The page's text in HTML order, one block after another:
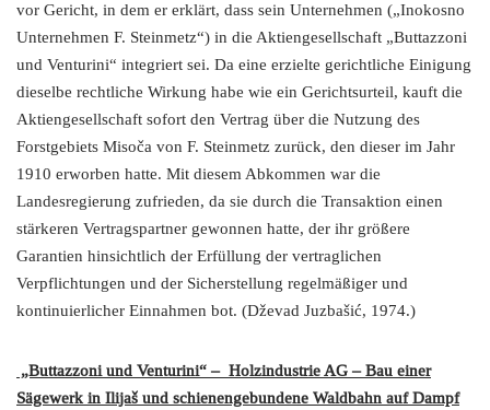
vor Gericht, in dem er erklärt, dass sein Unternehmen („Inokosno
Unternehmen F. Steinmetz“) in die Aktiengesellschaft „Buttazzoni
und Venturini“ integriert sei. Da eine erzielte gerichtliche Einigung
dieselbe rechtliche Wirkung habe wie ein Gerichtsurteil, kauft die
Aktiengesellschaft sofort den Vertrag über die Nutzung des
Forstgebiets Misoča von F. Steinmetz zurück, den dieser im Jahr
1910 erworben hatte. Mit diesem Abkommen war die
Landesregierung zufrieden, da sie durch die Transaktion einen
stärkeren Vertragspartner gewonnen hatte, der ihr größere
Garantien hinsichtlich der Erfüllung der vertraglichen
Verpflichtungen und der Sicherstellung regelmäßiger und
kontinuierlicher Einnahmen bot. (Dževad Juzbašić, 1974.)
„Buttazzoni und Venturini“ – Holzindustrie AG – Bau einer
Sägewerk in Ilijaš und schienengebundene Waldbahn auf Dampf